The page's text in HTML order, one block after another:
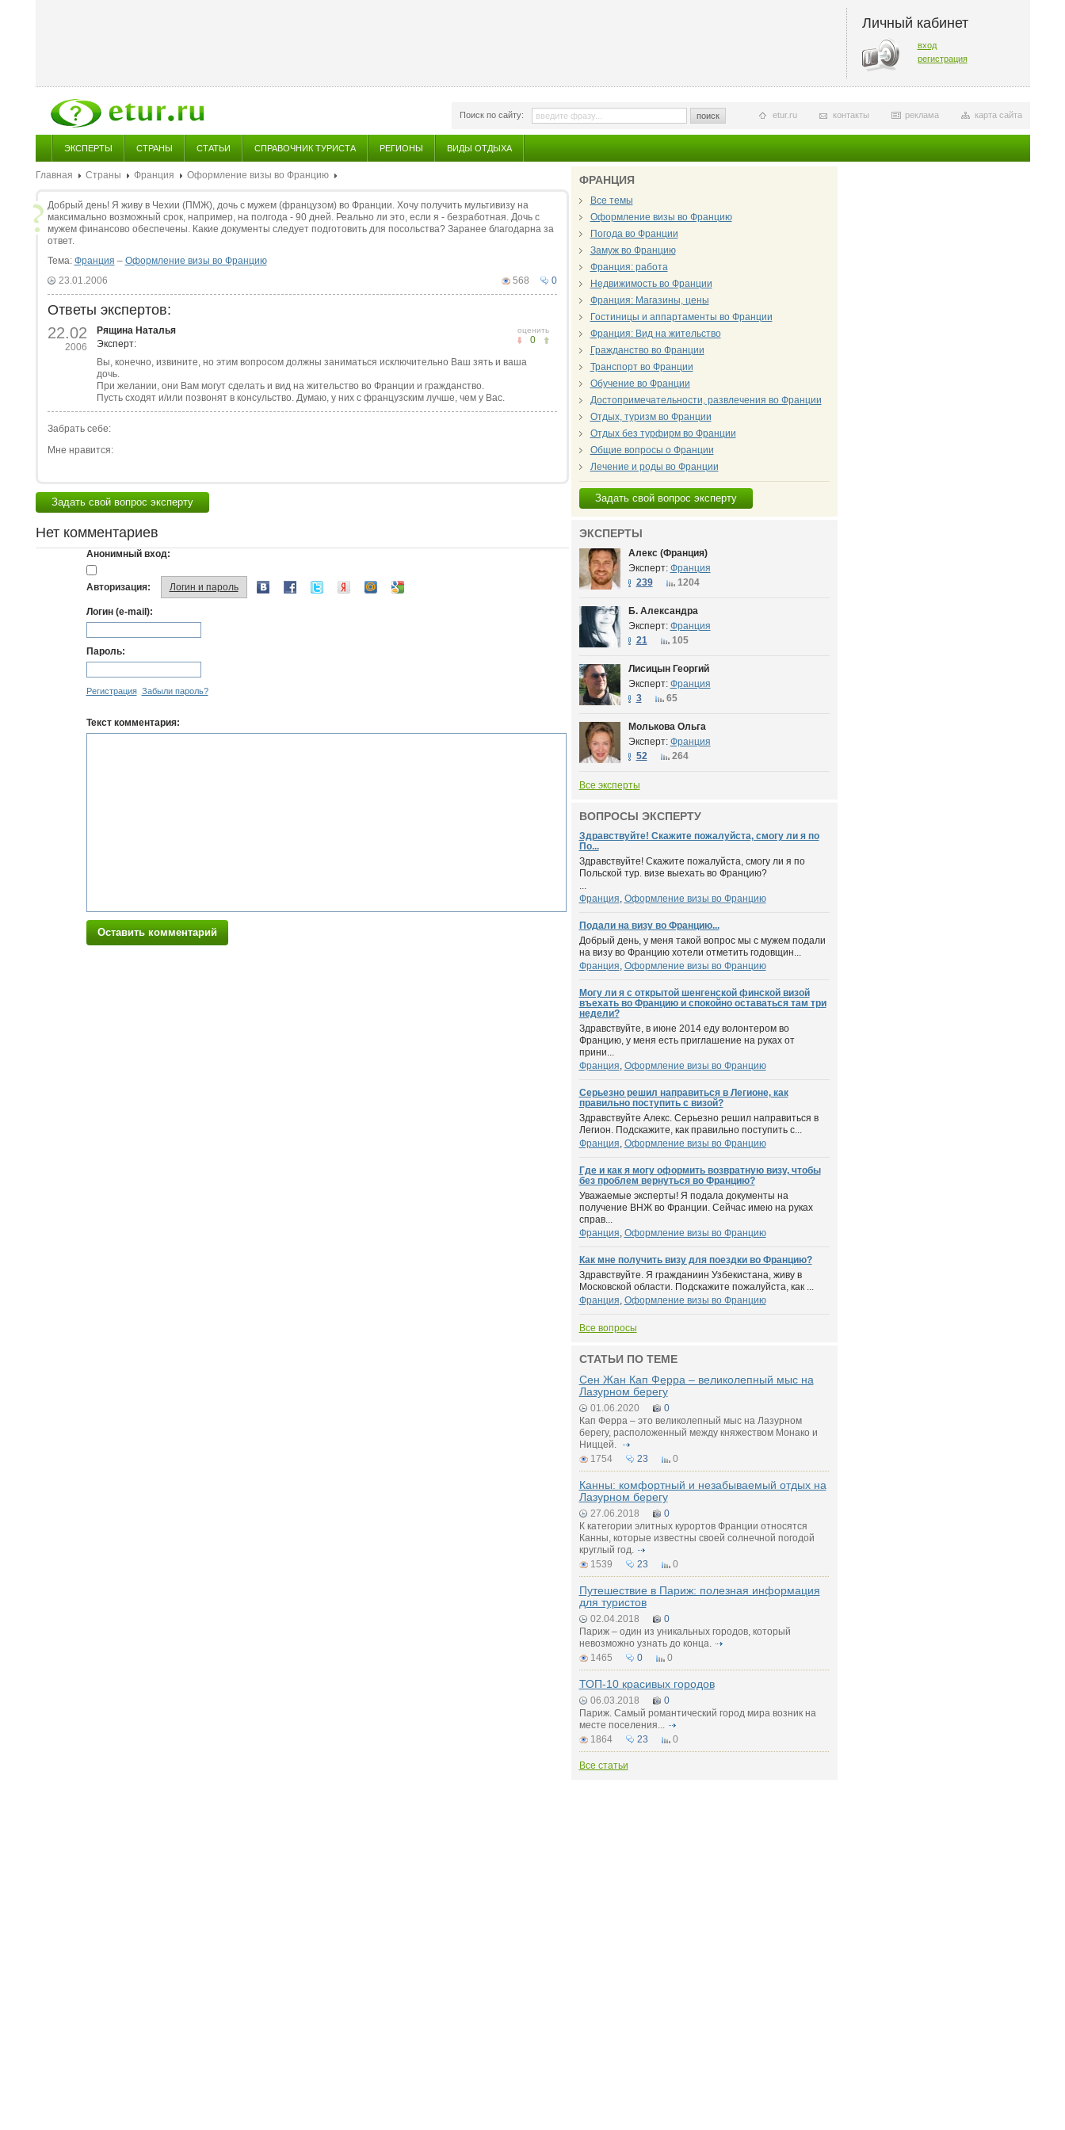
Личный кабинет
вход
регистрация
Поиск по сайту: поиск карта сайта
реклама
контакты
etur.ru
ЭКСПЕРТЫ СТРАНЫ СТАТЬИ СПРАВОЧНИК ТУРИСТА РЕГИОНЫ ВИДЫ ОТДЫХА
Главная Страны Франция Оформление визы во Францию
Добрый день! Я живу в Чехии (ПМЖ), дочь с мужем (французом) во Франции. Хочу получить мультивизу на
максимально возможный срок, например, на полгода - 90 дней. Реально ли это, если я - безработная. Дочь с
мужем финансово обеспечены. Какие документы следует подготовить для посольства? Заранее благодарна за
ответ.
Тема: Франция – Оформление визы во Францию
0
568
23.01.2006
Ответы экспертов:
22.02
2006
оценить
0
Рящина Наталья
Эксперт:
Вы, конечно, извините, но этим вопросом должны заниматься исключительно Ваш зять и ваша
дочь.
При желании, они Вам могут сделать и вид на жительство во Франции и гражданство.
Пусть сходят и/или позвонят в консульство. Думаю, у них с французским лучше, чем у Вас.
Забрать себе:
Мне нравится:
Задать свой вопрос эксперту
Нет комментариев
Анонимный вход:
Авторизация: Логин и пароль
Логин (e-mail):
Пароль:
Регистрация Забыли пароль?
Текст комментария:
Оставить комментарий
ФРАНЦИЯ
Все темы
Оформление визы во Францию
Погода во Франции
Замуж во Францию
Франция: работа
Недвижимость во Франции
Франция: Магазины, цены
Гостиницы и аппартаменты во Франции
Франция: Вид на жительство
Гражданство во Франции
Транспорт во Франции
Обучение во Франции
Достопримечательности, развлечения во Франции
Отдых, туризм во Франции
Отдых без турфирм во Франции
Общие вопросы о Франции
Лечение и роды во Франции
Задать свой вопрос эксперту
ЭКСПЕРТЫ
Алекс (Франция)
Эксперт: Франция
239
1204
Б. Александра
Эксперт: Франция
21
105
Лисицын Георгий
Эксперт: Франция
3
65
Молькова Ольга
Эксперт: Франция
52
264
Все эксперты
ВОПРОСЫ ЭКСПЕРТУ
Здравствуйте! Скажите пожалуйста, смогу ли я по
По...
Здравствуйте! Скажите пожалуйста, смогу ли я по
Польской тур. визе выехать во Францию?
...
Франция, Оформление визы во Францию
Подали на визу во Францию...
Добрый день, у меня такой вопрос мы с мужем подали
на визу во Францию хотели отметить годовщин...
Франция, Оформление визы во Францию
Могу ли я с открытой шенгенской финской визой
въехать во Францию и спокойно оставаться там три
недели?
Здравствуйте, в июне 2014 еду волонтером во
Францию, у меня есть приглашение на руках от
прини...
Франция, Оформление визы во Францию
Серьезно решил направиться в Легионе, как
правильно поступить с визой?
Здравствуйте Алекс. Серьезно решил направиться в
Легион. Подскажите, как правильно поступить с...
Франция, Оформление визы во Францию
Где и как я могу оформить возвратную визу, чтобы
без проблем вернуться во Францию?
Уважаемые эксперты! Я подала документы на
получение ВНЖ во Франции. Сейчас имею на руках
справ...
Франция, Оформление визы во Францию
Как мне получить визу для поездки во Францию?
Здравствуйте. Я гражданиин Узбекистана, живу в
Московской области. Подскажите пожалуйста, как ...
Франция, Оформление визы во Францию
Все вопросы
СТАТЬИ ПО ТЕМЕ
Сен Жан Кап Ферра – великолепный мыс на
Лазурном берегу
01.06.2020
0
Кап Ферра – это великолепный мыс на Лазурном
берегу, расположенный между княжеством Монако и
Ниццей.
1754
23 0
Канны: комфортный и незабываемый отдых на
Лазурном берегу
27.06.2018
0
К категории элитных курортов Франции относятся
Канны, которые известны своей солнечной погодой
круглый год.
1539
23 0
Путешествие в Париж: полезная информация
для туристов
02.04.2018
0
Париж – один из уникальных городов, который
невозможно узнать до конца.
1465
0 0
ТОП-10 красивых городов
06.03.2018
0
Париж. Самый романтический город мира возник на
месте поселения...
1864
23 0
Все статьи